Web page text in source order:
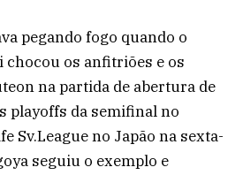
pegando fogo quando o
chocou os anfitriões e os
na partida de abertura de
playoffs da semifinal no
Sv.League no Japão na sexta-
seguiu o exemplo e